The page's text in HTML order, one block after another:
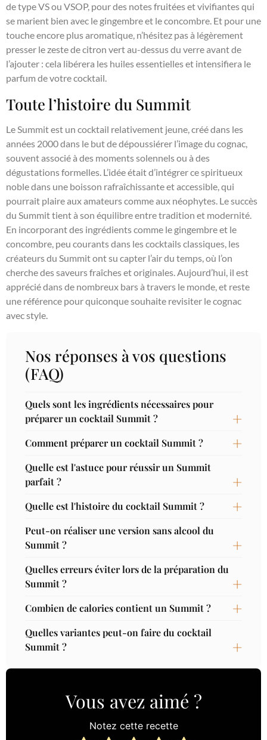
de type VS ou VSOP, pour des notes fruitées et vivifiantes qui
se marient bien avec le gingembre et le concombre. Et pour une
touche encore plus aromatique, n’hésitez pas à légèrement
presser le zeste de citron vert au-dessus du verre avant de
l’ajouter : cela libérera les huiles essentielles et intensifiera le
parfum de votre cocktail.
Toute l’histoire du Summit
Le Summit est un cocktail relativement jeune, créé dans les
années 2000 dans le but de dépoussiérer l’image du cognac,
souvent associé à des moments solennels ou à des
dégustations formelles. L’idée était d’intégrer ce spiritueux
noble dans une boisson rafraîchissante et accessible, qui
pourrait plaire aux amateurs comme aux néophytes. Le succès
du Summit tient à son équilibre entre tradition et modernité.
En incorporant des ingrédients comme le gingembre et le
concombre, peu courants dans les cocktails classiques, les
créateurs du Summit ont su capter l’air du temps, où l’on
cherche des saveurs fraîches et originales. Aujourd’hui, il est
apprécié dans de nombreux bars à travers le monde, et reste
une référence pour quiconque souhaite revisiter le cognac
avec style.
Nos réponses à vos questions
(FAQ)
Quels sont les ingrédients nécessaires pour
préparer un cocktail Summit ?
Comment préparer un cocktail Summit ?
Quelle est l'astuce pour réussir un Summit
parfait ?
Quelle est l'histoire du cocktail Summit ?
Peut-on réaliser une version sans alcool du
Summit ?
Quelles erreurs éviter lors de la préparation du
Summit ?
Combien de calories contient un Summit ?
Quelles variantes peut-on faire du cocktail
Summit ?
Vous avez aimé ?
Notez cette recette